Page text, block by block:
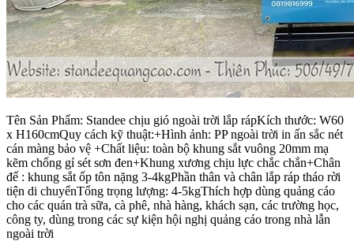
Tên Sản Phẩm: Standee chịu gió ngoài trời lắp rápKích thước: W60
x H160cmQuy cách kỹ thuật:+Hình ảnh: PP ngoài trời in ấn sắc nét
cán màng bảo vệ +Chất liệu: toàn bộ khung sắt vuông 20mm mạ
kẽm chống gỉ sét sơn đen+Khung xương chịu lực chắc chắn+Chân
đế : khung sắt ốp tôn nặng 3-4kgPhần thân và chân lắp ráp tháo rời
tiện di chuyểnTổng trọng lượng: 4-5kgThích hợp dùng quảng cáo
cho các quán trà sữa, cà phê, nhà hàng, khách sạn, các trường học,
công ty, dùng trong các sự kiện hội nghị quảng cáo trong nhà lẫn
ngoài trời